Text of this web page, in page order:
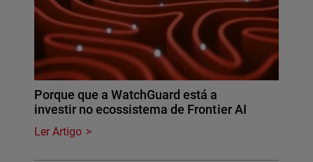
Porque que a WatchGuard está a
investir no ecossistema de Frontier AI
Ler Artigo